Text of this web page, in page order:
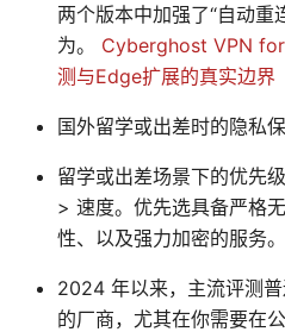
两个版本中加强了“自动重
为。 Cyberghost VPN
测与Edge扩展的真实边界
国外留学或出差时的隐私
留学或出差场景下的优先
> 速度。优先选具备严格
性、以及强力加密的服务。
2024 年以来，主流评测
的厂商，尤其在你需要在